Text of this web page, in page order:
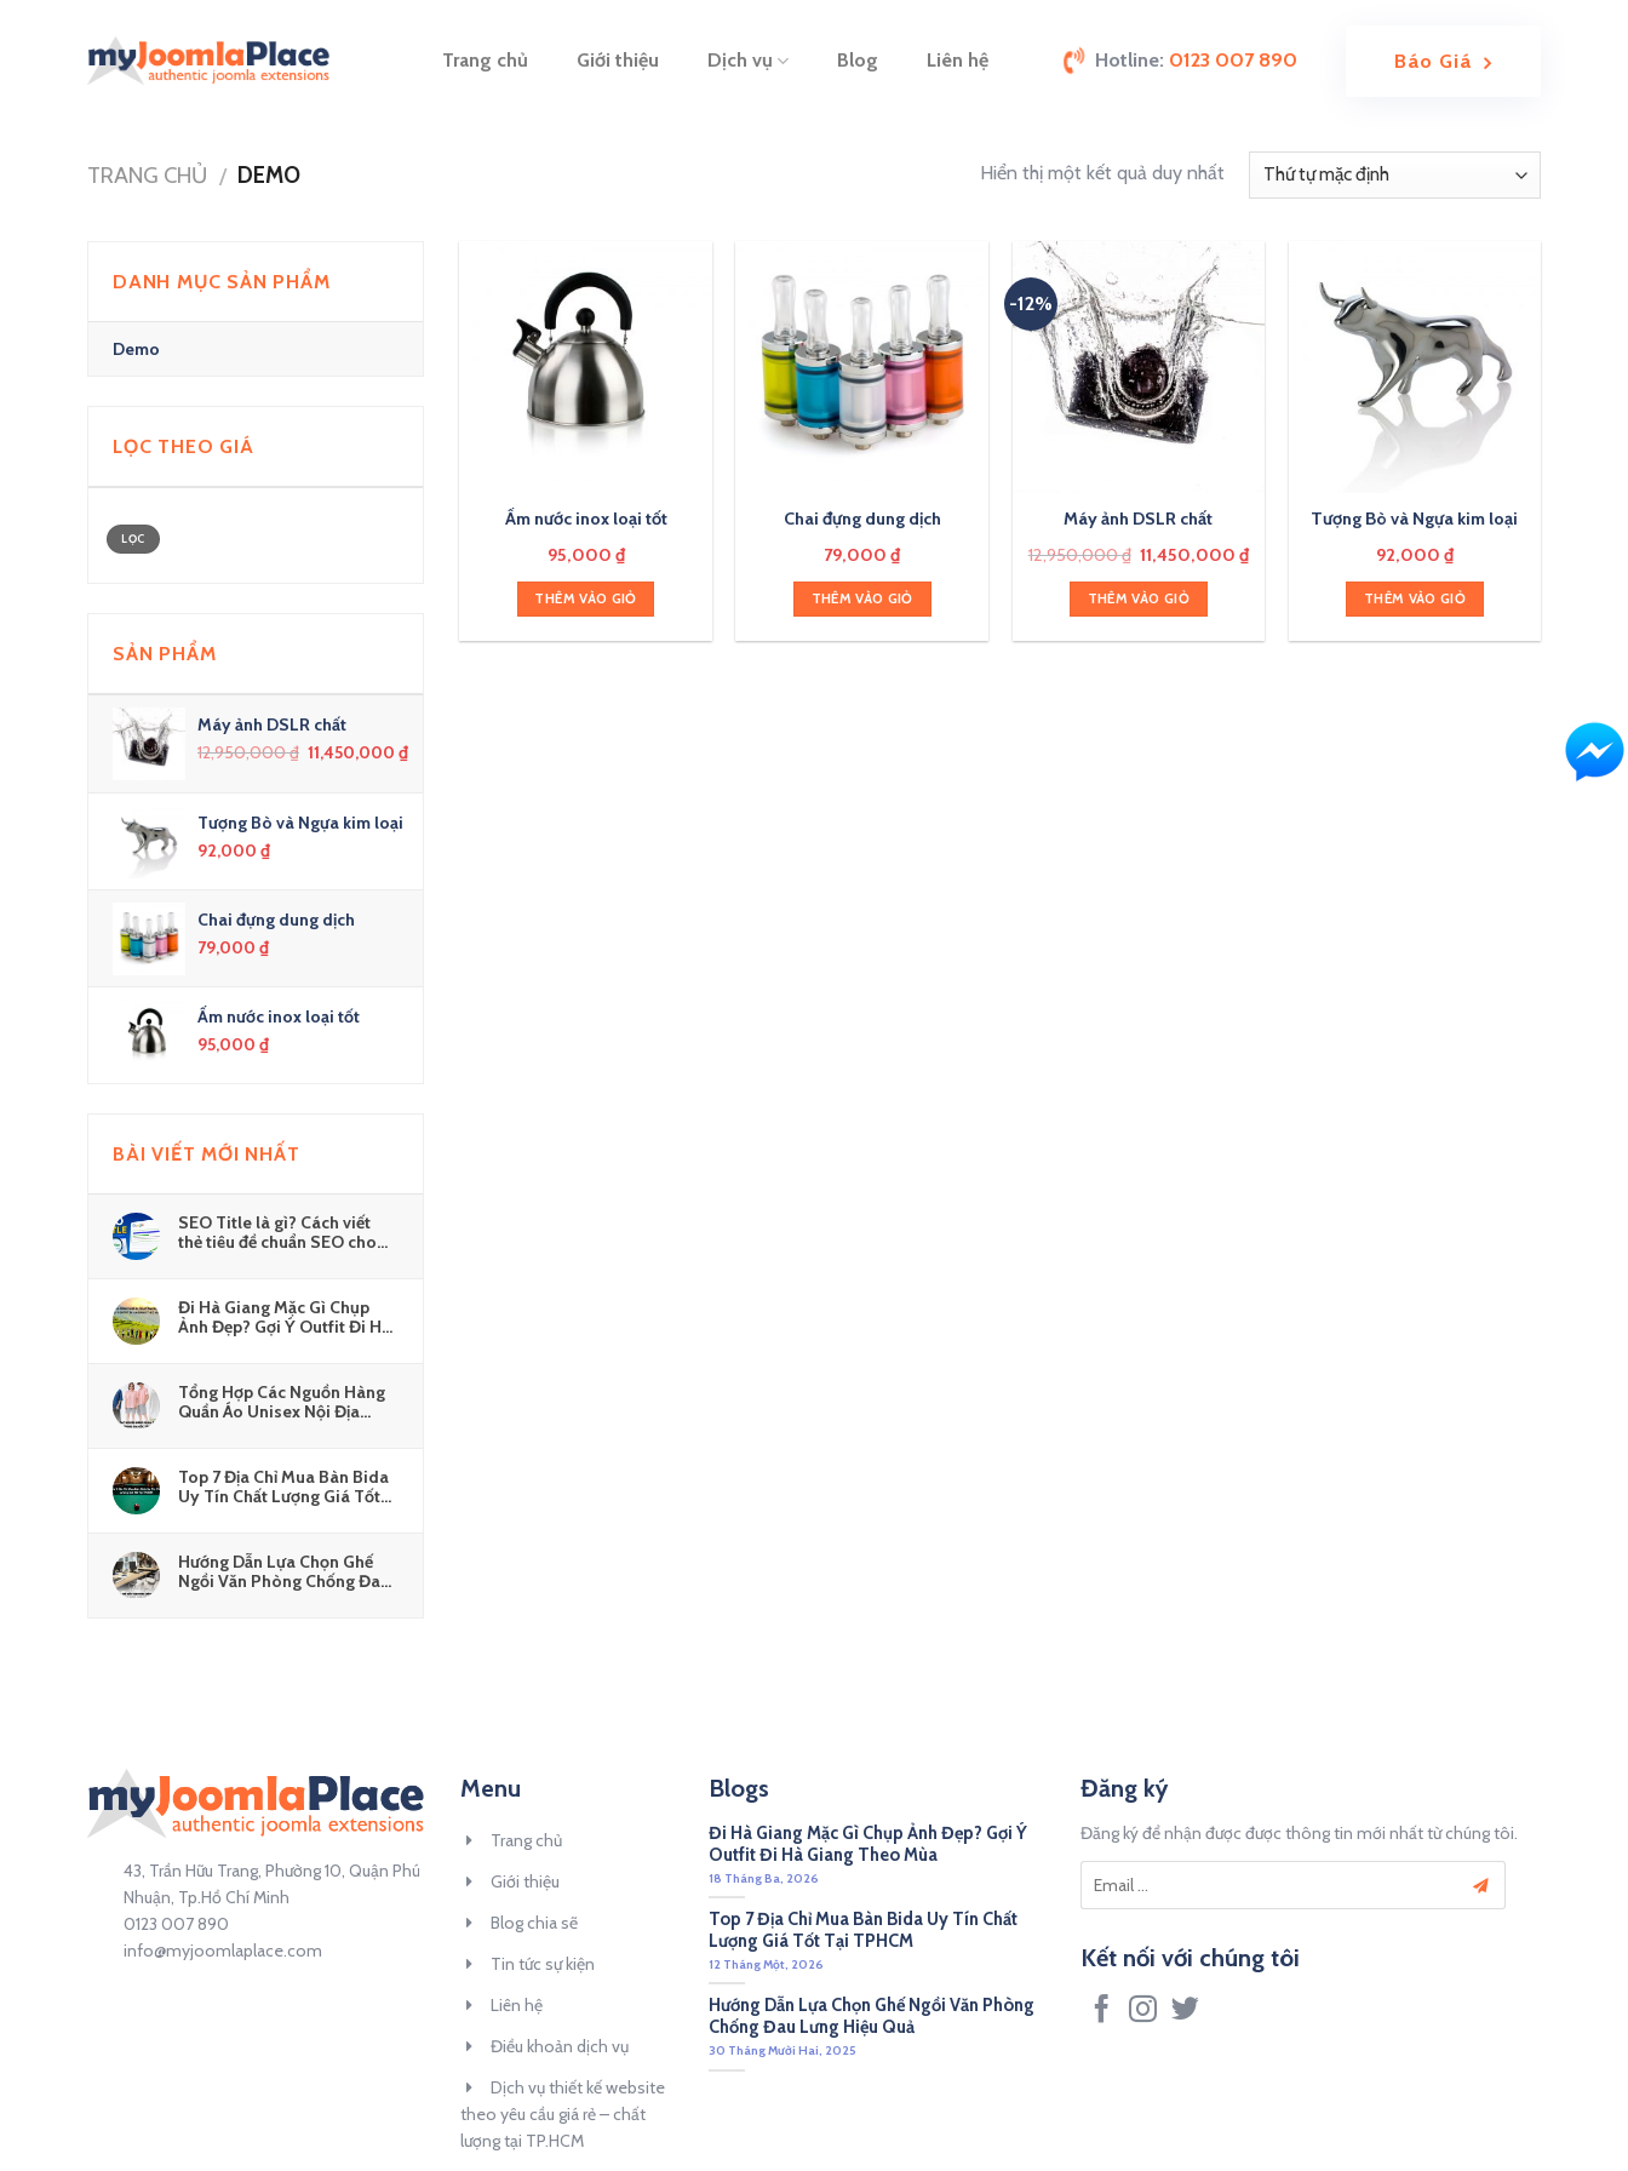
Trang chủ Giới thiệu Dịch vụ Blog Liên hệ Hotline: 0123 007 890 Báo Giá
TRANG CHỦ / DEMO Hiển thị một kết quả duy nhất
DANH MỤC SẢN PHẨM
Demo
LỌC THEO GIÁ
LỌC
SẢN PHẨM
Máy ảnh DSLR chất
12,950,000₫ 11,450,000₫
Tượng Bò và Ngựa kim loại
92,000 ₫
Chai đựng dung dịch
79,000 ₫
Ấm nước inox loại tốt
95,000 ₫
BÀI VIẾT MỚI NHẤT
SEO Title là gì? Cách viết
thẻ tiêu đề chuẩn SEO cho
Đi Hà Giang Mặc Gì Chụp
Ảnh Đẹp? Gợi Ý Outfit Đi Hà
Tổng Hợp Các Nguồn Hàng
Quần Áo Unisex Nội Địa
Top 7 Địa Chỉ Mua Bàn Bida
Uy Tín Chất Lượng Giá Tốt
Hướng Dẫn Lựa Chọn Ghế
Ngồi Văn Phòng Chống Đau
Ấm nước inox loại tốt
95,000 ₫
THÊM VÀO GIỎ
Chai đựng dung dịch
79,000₫
THÊM VÀO GIỎ
-12%
Máy ảnh DSLR chất
12,950,000₫ 11,450,000 ₫
THÊM VÀO GIỎ
Tượng Bò và Ngựa kim loại
92,000 ₫
THÊM VÀO GIỎ
43, Trần Hữu Trang, Phường 10, Quận Phú
Nhuận, Tp.Hồ Chí Minh
0123 007 890
info@myjoomlaplace.com
Menu
Trang chủ
Giới thiệu
Blog chia sẽ
Tin tức sự kiện
Liên hệ
Điều khoản dịch vụ
Dịch vụ thiết kế website
theo yêu cầu giá rẻ – chất
lượng tại TP.HCM
Blogs
Đi Hà Giang Mặc Gì Chụp Ảnh Đẹp? Gợi Ý
Outfit Đi Hà Giang Theo Mùa
18 Tháng Ba, 2026
Top 7 Địa Chỉ Mua Bàn Bida Uy Tín Chất
Lượng Giá Tốt Tại TPHCM
12 Tháng Một, 2026
Hướng Dẫn Lựa Chọn Ghế Ngồi Văn Phòng
Chống Đau Lưng Hiệu Quả
30 Tháng Mười Hai, 2025
Đăng ký
Đăng ký để nhận được được thông tin mới nhất từ chúng tôi.
Kết nối với chúng tôi